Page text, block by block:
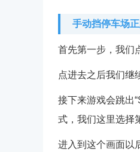
手动挡停车场
首先第一步，我们
点进去之后我们继
接下来游戏会跳出
式，我们这里选择
进入到这个画面以